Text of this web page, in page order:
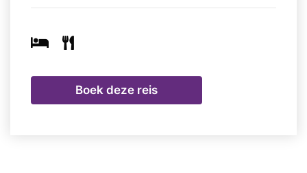
duurzame impact achterlaten.
Boek deze reis